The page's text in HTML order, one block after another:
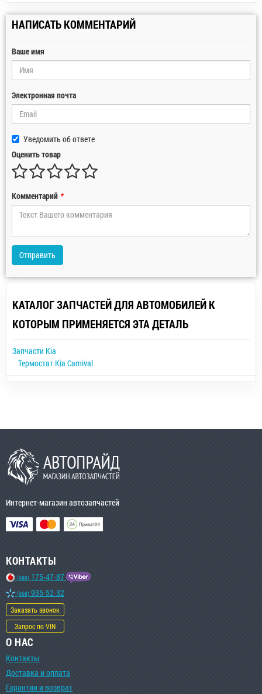
НАПИСАТЬ КОММЕНТАРИЙ
Ваше имя
Электронная почта
Уведомить об ответе
Оценить товар
Комментарий *
Отправить
КАТАЛОГ ЗАПЧАСТЕЙ ДЛЯ АВТОМОБИЛЕЙ К
КОТОРЫМ ПРИМЕНЯЕТСЯ ЭТА ДЕТАЛЬ
Запчасти Kia
Термостат Kia Carnival
Интернет-магазин автозапчастей
КОНТАКТЫ
(099) 175-47-87
(068) 935-52-32
Заказать звонок
Запрос по VIN
О НАС
Контакты
Доставка и оплата
Гарантии и возврат